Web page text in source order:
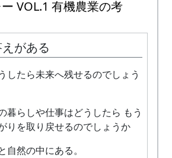
ート」は、フォークソングシン
ん”を始め審査員の方が見守る
ドが表彰されました。
田のうた ～ふるさと加美の里
年、“２位”に入ることができま
！「地元産の卵、半年分」でし
山積みの卵の箱を受け取り、バ
けて持って帰ろうとしてたら、
苦茶うらやましがられたのを覚
VOL.1 有機農業の考
がある
したら未来へ残せるのでしょう
暮らしや仕事はどうしたら もう
りを取り戻せるのでしょうか
自然の中にある。